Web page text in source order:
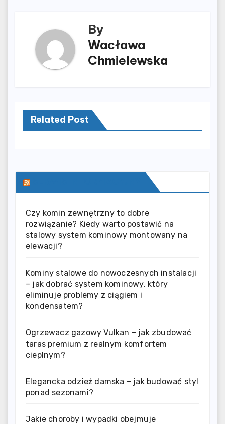
By
Wacława
Chmielewska
Related Post
Czy komin zewnętrzny to dobre
rozwiązanie? Kiedy warto postawić na
stalowy system kominowy montowany na
elewacji?
Kominy stalowe do nowoczesnych instalacji
– jak dobrać system kominowy, który
eliminuje problemy z ciągiem i
kondensatem?
Ogrzewacz gazowy Vulkan – jak zbudować
taras premium z realnym komfortem
cieplnym?
Elegancka odzież damska – jak budować styl
ponad sezonami?
Jakie choroby i wypadki obejmuje